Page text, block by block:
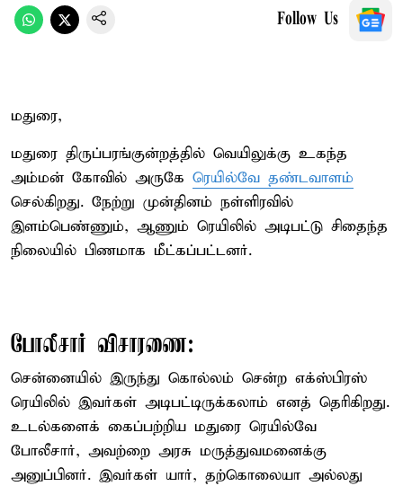
Follow Us
மதுரை,
மதுரை திருப்பரங்குன்றத்தில் வெயிலுக்கு உகந்த
அம்மன் கோவில் அருகே ரெயில்வே தண்டவாளம்
செல்கிறது. நேற்று முன்தினம் நள்ளிரவில்
இளம்பெண்ணும், ஆணும் ரெயிலில் அடிபட்டு சிதைந்த
நிலையில் பிணமாக மீட்கப்பட்டனர்.
போலீசார் விசாரணை:
சென்னையில் இருந்து கொல்லம் சென்ற எக்ஸ்பிரஸ்
ரெயிலில் இவர்கள் அடிபட்டிருக்கலாம் எனத் தெரிகிறது.
உடல்களைக் கைப்பற்றிய மதுரை ரெயில்வே
போலீசார், அவற்றை அரசு மருத்துவமனைக்கு
அனுப்பினர். இவர்கள் யார், தற்கொலையா அல்லது